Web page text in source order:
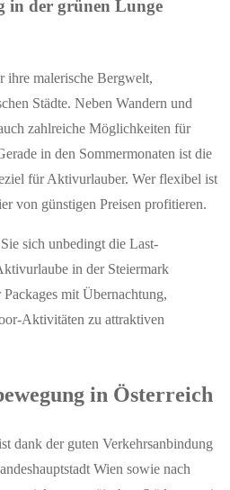
in der grünen Lunge
ihre malerische Bergwelt,
Städte. Neben Wandern und
zahlreiche Möglichkeiten für
in den Sommermonaten ist die
für Aktivurlauber. Wer flexibel ist
von günstigen Preisen profitieren.
sich unbedingt die Last-
in der Steiermark
mit Übernachtung,
Aktivitäten zu attraktiven
in Österreich
dank der guten Verkehrsanbindung
Wien sowie nach